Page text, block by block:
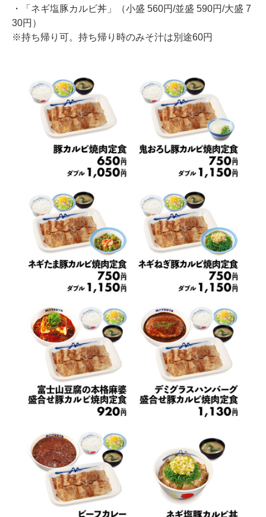
・「ネギ塩豚カルビ丼」（小盛 560円/並盛 590円/大盛 7
30円）
※持ち帰り可。持ち帰り時のみそ汁は別途60円